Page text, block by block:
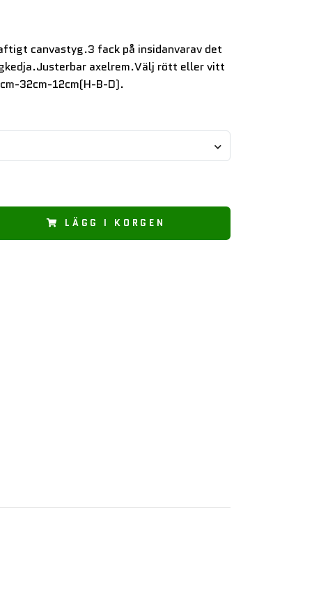
canvastyg.3 fack på insidanvarav det
axelrem.Välj rött eller vitt
32cm-12cm(H-B-D).
LÄGG I KORGEN